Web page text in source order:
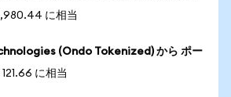
に相当
(Ondo Tokenized) から ポー
に相当